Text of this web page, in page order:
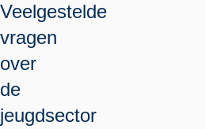
Veelgestelde
vragen
over
de
jeugdsector